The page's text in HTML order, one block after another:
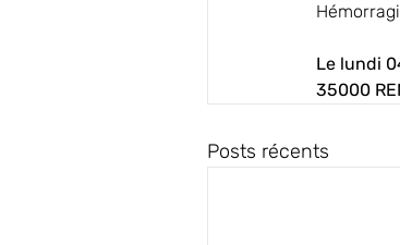
Le lundi
35000
Posts récents